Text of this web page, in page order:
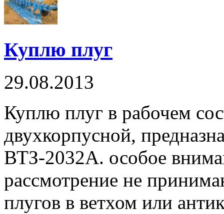
Куплю плуг
29.08.2013
Куплю плуг в рабочем
двухкорпусной,
ВТЗ-2032А. особое
рассмотрение не
плугов в ветхом или